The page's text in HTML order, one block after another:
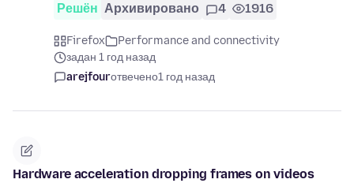
Решён Архивировано 4 1916
Firefox
Performance and connectivity
задан 1 год назад
arejfourотвечено1 год назад
Hardware acceleration dropping frames on videos